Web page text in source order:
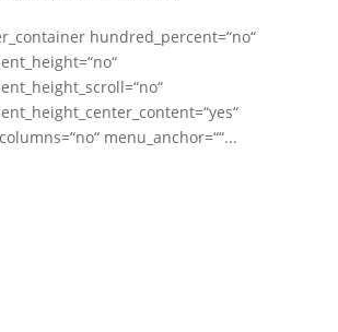
hundred_percent=“no“
menu_anchor=““...